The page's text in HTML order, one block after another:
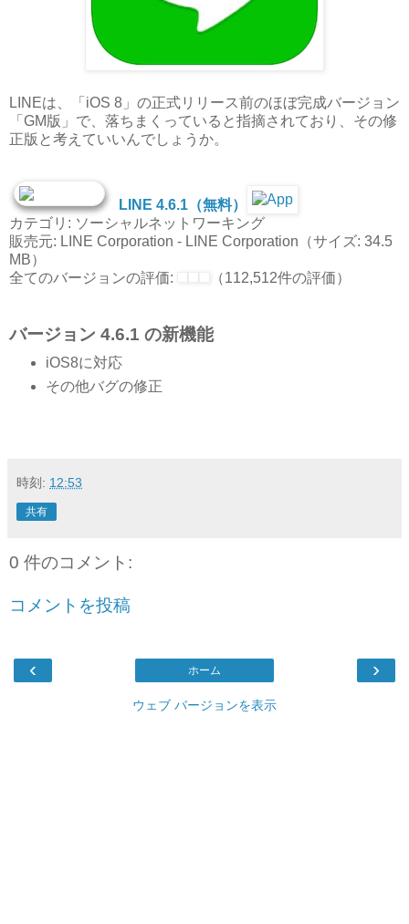
LINEは、「iOS 8」の正式リリース前のほぼ完成バージョン
「GM版」で、落ちまくっていると指摘されており、その修
正版と考えていいんでしょうか。
LINE 4.6.1（無料）
カテゴリ: ソーシャルネットワーキング
販売元: LINE Corporation - LINE Corporation（サイズ: 34.5
MB）
全てのバージョンの評価:
（112,512件の評価）
バージョン 4.6.1 の新機能
iOS8に対応
その他バグの修正
時刻: 12:53
共有
0 件のコメント:
コメントを投稿
‹ ›
ホーム
ウェブ バージョンを表示